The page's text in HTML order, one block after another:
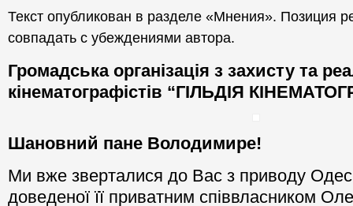
Текст опубликован в разделе «Мнения». Позиция
совпадать с убеждениями автора.
Громадська організація з захисту та
кінематографістів “ГІЛЬДІЯ
Шановнийпане Володимире!